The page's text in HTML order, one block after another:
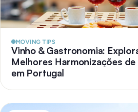
MOVING TIPS
Vinho & Gastronomia:
Melhores Harmonizações
em Portugal